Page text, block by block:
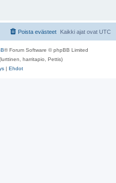
Kaikki ajat ovat UTC
Poista evästeet
® Forum Software © phpBB Limited
harritapio, Pettis)
| Ehdot